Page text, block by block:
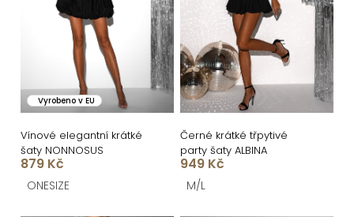
k
t
ů
o
d
u
k
Vyrobeno v EU
Vínové elegantní krátké
šaty NONNOSUS
879 Kč
ONESIZE
Černé krátké třpytivé
party šaty ALBINA
949 Kč
M/L